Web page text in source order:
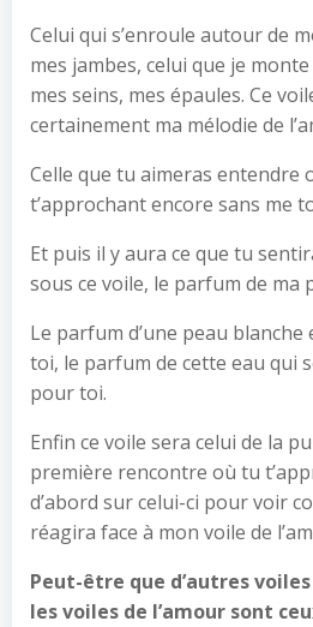
Celui qui s’enroule autour de
mes jambes, celui que je
mes seins, mes épaules. Ce
certainement ma mélodie de
Celle que tu aimeras entendre
t’approchant encore sans me
Et puis il y aura ce que tu
sous ce voile, le parfum de ma
Le parfum d’une peau
toi, le parfum de cette eau qui
pour toi.
Enfin ce voile sera celui de la
première rencontre où tu
d’abord sur celui-ci pour voir
réagira face à mon voile de
Peut-être que d’autres
les voiles de l’amour sont